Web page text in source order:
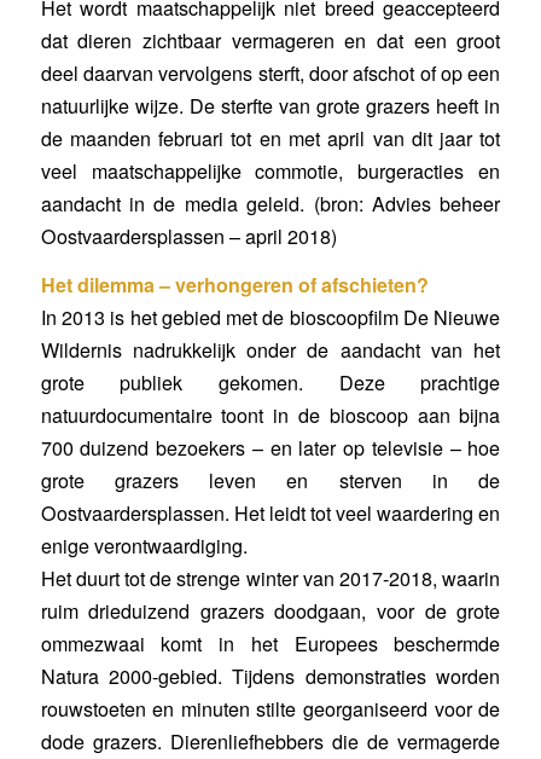
Het wordt maatschappelijk niet breed geaccepteerd
dat dieren zichtbaar vermageren en dat een groot
deel daarvan vervolgens sterft, door afschot of op een
natuurlijke wijze. De sterfte van grote grazers heeft in
de maanden februari tot en met april van dit jaar tot
veel maatschappelijke commotie, burgeracties en
aandacht in de media geleid. (bron: Advies beheer
Oostvaardersplassen – april 2018)
Het dilemma – verhongeren of afschieten?
In 2013 is het gebied met de bioscoopfilm De Nieuwe
Wildernis nadrukkelijk onder de aandacht van het
grote publiek gekomen. Deze prachtige
natuurdocumentaire toont in de bioscoop aan bijna
700 duizend bezoekers – en later op televisie – hoe
grote grazers leven en sterven in de
Oostvaardersplassen. Het leidt tot veel waardering en
enige verontwaardiging.
Het duurt tot de strenge winter van 2017-2018, waarin
ruim drieduizend grazers doodgaan, voor de grote
ommezwaai komt in het Europees beschermde
Natura 2000-gebied. Tijdens demonstraties worden
rouwstoeten en minuten stilte georganiseerd voor de
dode grazers. Dierenliefhebbers die de vermagerde